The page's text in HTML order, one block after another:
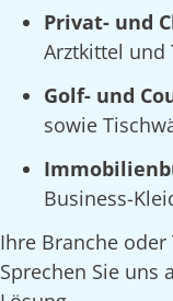
Privat- und
Arztkittel und
Golf- und
sowie
Business-
Ihre Branche
Sprechen Sie uns